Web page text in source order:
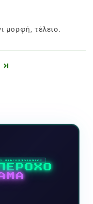
μορφή, τέλειο.
ΒΙΝΤΕΟΠΑΙΧΝΙΔΙ